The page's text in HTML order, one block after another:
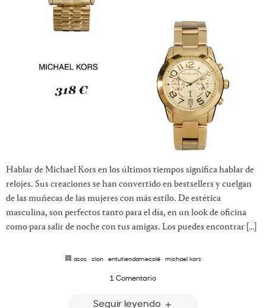
Hablar de Michael Kors en los últimos tiempos significa hablar de
relojes. Sus creaciones se han convertido en bestsellers y cuelgan
de las muñecas de las mujeres con más estilo. De estética
masculina, son perfectos tanto para el día, en un look de oficina
como para salir de noche con tus amigas. Los puedes encontrar […]
asos · clon · entutiendamecolé · michael kors
1 Comentario
Seguir leyendo